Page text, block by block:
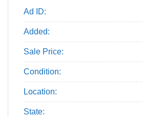
Ad ID:
Added:
Sale Price:
Condition:
Location:
State: